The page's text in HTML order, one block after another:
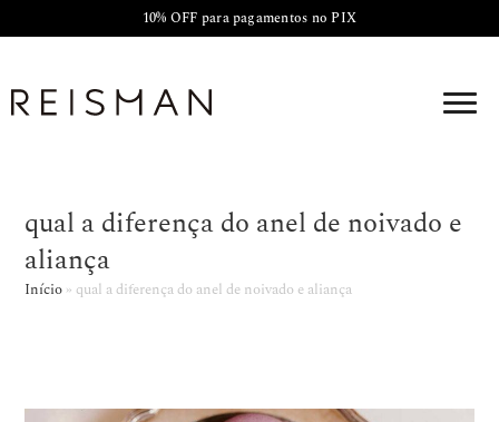
10% OFF para pagamentos no PIX
qual a diferença do anel de noivado e
aliança
Início » qual a diferença do anel de noivado e aliança